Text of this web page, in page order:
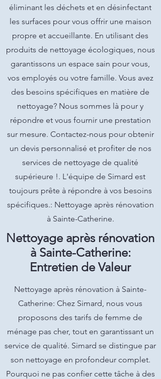
éliminant les déchets et en désinfectant
les surfaces pour vous offrir une maison
propre et accueillante. En utilisant des
produits de nettoyage écologiques, nous
garantissons un espace sain pour vous,
vos employés ou votre famille. Vous avez
des besoins spécifiques en matière de
nettoyage? Nous sommes là pour y
répondre et vous fournir une prestation
sur mesure. Contactez-nous pour obtenir
un devis personnalisé et profiter de nos
services de nettoyage de qualité
supérieure !. L'équipe de Simard est
toujours prête à répondre à vos besoins
spécifiques.: Nettoyage après rénovation
à Sainte-Catherine.
Nettoyage après rénovation
à Sainte-Catherine:
Entretien de Valeur
Nettoyage après rénovation à Sainte-
Catherine: Chez Simard, nous vous
proposons des tarifs de femme de
ménage pas cher, tout en garantissant un
service de qualité. Simard se distingue par
son nettoyage en profondeur complet.
Pourquoi ne pas confier cette tâche à des